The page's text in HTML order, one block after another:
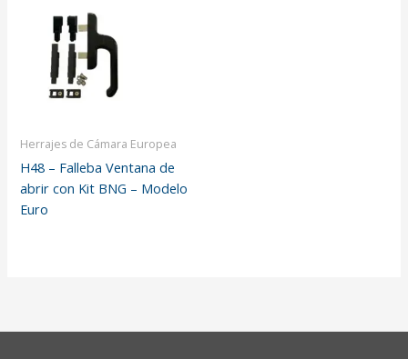
Herrajes de Cámara Europea
H48 – Falleba Ventana de
abrir con Kit BNG – Modelo
Euro